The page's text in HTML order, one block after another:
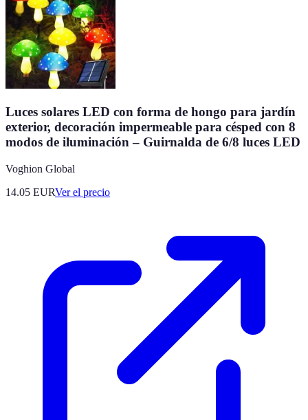
Luces solares LED con forma de hongo para jardín
exterior, decoración impermeable para césped con 8
modos de iluminación – Guirnalda de 6/8 luces LED
Voghion Global
14.05 EURVer el precio